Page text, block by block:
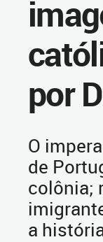
por
O
de
colônia;
a